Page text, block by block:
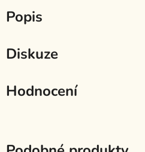
Popis
Diskuze
Hodnocení